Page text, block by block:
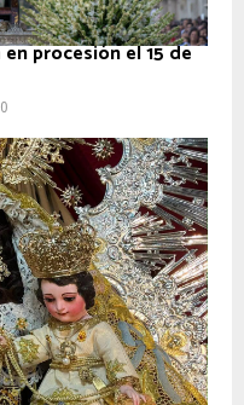
procesión el 15 de
0